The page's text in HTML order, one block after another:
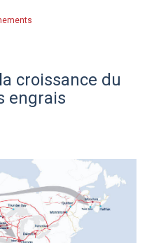
croissance du
engrais